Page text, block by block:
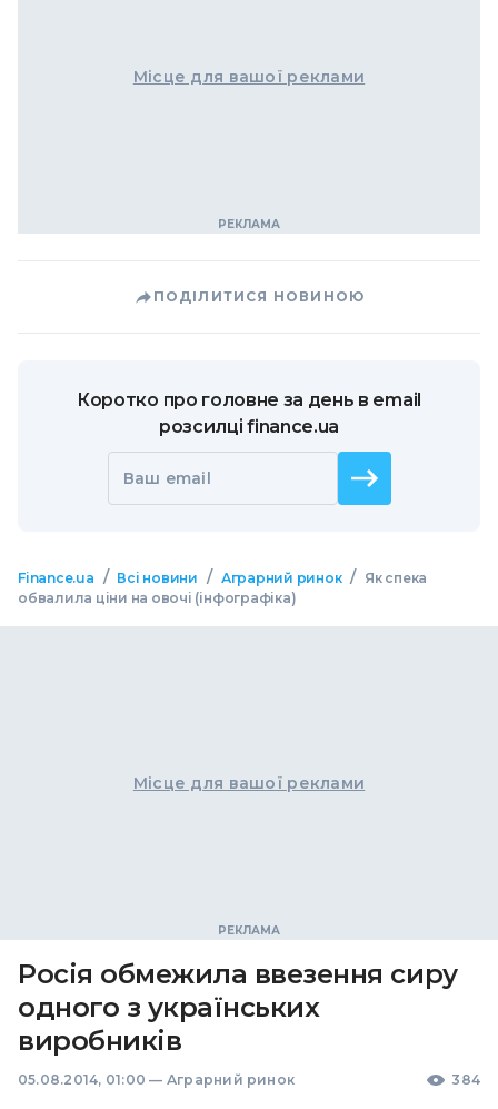
Місце для вашої реклами
ПОДІЛИТИСЯ НОВИНОЮ
Коротко про головне за день в email
розсилці finance.ua
Ваш email
Finance.ua / Всі новини / Аграрний ринок / Як спека
обвалила ціни на овочі (інфографіка)
Місце для вашої реклами
Росія обмежила ввезення сиру
одного з українських
виробників
05.08.2014, 01:00 — Аграрний ринок 384